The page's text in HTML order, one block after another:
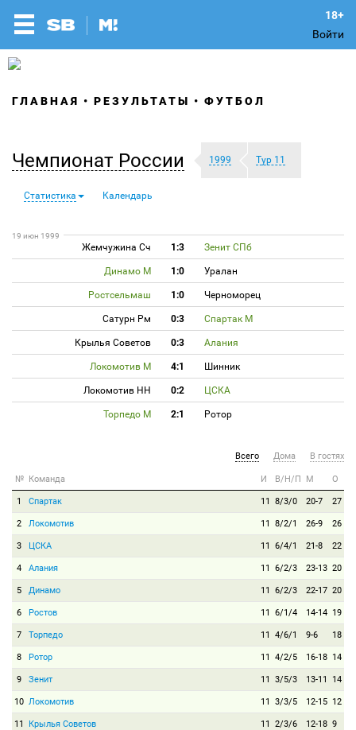
Войти
ГЛАВНАЯ РЕЗУЛЬТАТЫ ФУТБОЛ
Чемпионат России 1999 Тур 11
Статистика Календарь
19 июн 1999
Жемчужина Сч 1:3 Зенит СПб
Динамо М 1:0 Уралан
Ростсельмаш 1:0 Черноморец
Сатурн Рм 0:3 Спартак М
Крылья Советов 0:3 Алания
Локомотив М 4:1 Шинник
Локомотив НН 0:2 ЦСКА
Торпедо М 2:1 Ротор
Всего Дома В гостях
№ Команда И В/Н/П М О
1 Спартак 11 8/3/0 20-7 27
2 Локомотив 11 8/2/1 26-9 26
3 ЦСКА 11 6/4/1 21-8 22
4 Алания 11 6/2/3 23-13 20
5 Динамо 11 6/2/3 22-17 20
6 Ростов 11 6/1/4 14-14 19
7 Торпедо 11 4/6/1 9-6 18
8 Ротор 11 4/2/5 16-18 14
9 Зенит 11 3/5/3 13-11 14
10 Локомотив 11 3/3/5 12-15 12
11 Крылья Советов 11 2/3/6 12-18 9